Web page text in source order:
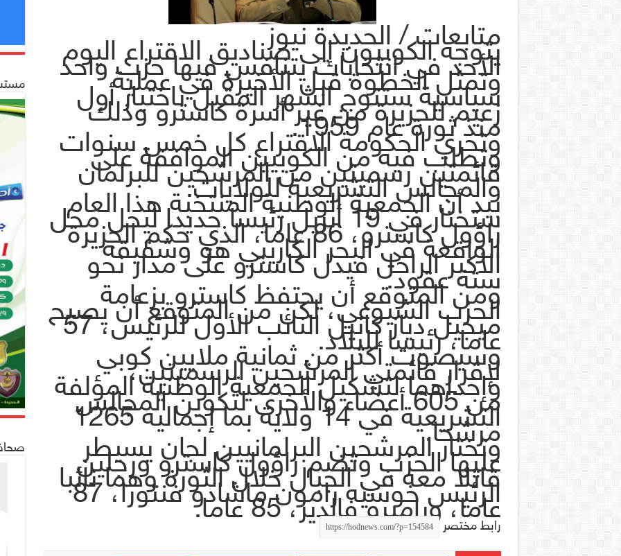
متابعات / الحديدة نيوز
يتوجه الكوبيون إلى صناديق الاقتراع اليوم
الأحد في انتخابات يتنافس فيها حزب واحد
وتمثل الخطوة قبل الأخيرة في عملية
سياسية ستتوج الشهر المقبل باختيار أول
زعيم للجزيرة من غير أسرة كاسترو وذلك
منذ ثورة عام 1959.
وتجري الحكومة الاقتراع كل خمس سنوات
وتطلب فيه من الكوبيين الموافقة على
قائمتين رسميتين من المرشحين للبرلمان
والمجالس التشريعية للولايات.
بيد أن الجمعية الوطنية المنتخبة هذا العام
ستختار في 19 أبريل رئيسا جديدا ليحل محل
راؤول كاسترو، 86 عاما، الذي حكم الجزيرة
الواقعة في البحر الكاريبي هو وشقيقه
الأكبر الراحل فيدل كاسترو على مدار نحو
ستة عقود.
ومن المتوقع أن يحتفظ كاسترو بزعامة
الحزب الشيوعي، لكن من المتوقع أن يصبح
ميجيل دياز كانيل النائب الأول للرئيس، 57 عاما، رئيسا للبلاد.
وسيصوت أكثر من ثمانية ملايين كوبي
لإقرار قائمتي المرشحين الرسميتين،
وإحداهما لتشكيل الجمعية الوطنية المؤلفة
من 605 أعضاء والأخرى لتكوين المجالس
التشريعية في 14 ولاية بما إجماليه 1265 مرشحا.
وتختار المرشحين البرلمانيين لجان يسيطر
عليها الحزب وتضم راؤول كاسترو ورجلين
قاتلا معه في الجبال خلال الثورة وهما نائبا
الرئيس خوسيه رامون ماشادو فنتورا، 87 عاما، وراميرو فالديز، 85 عاما.
رابط مختصر
صحافة